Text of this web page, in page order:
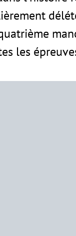
les